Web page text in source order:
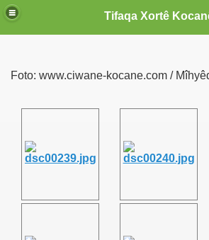
Tifaqa Xortê
Foto: www.ciwane-kocane.com /